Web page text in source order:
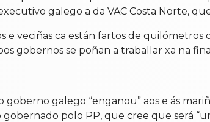
galego a da VAC Costa Norte,
e veciñas ca están fartos de
gobernos se poñan a traballar xa na
galego “enganou” aos e ás
polo PP, que cree que será